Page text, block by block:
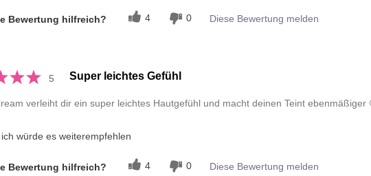
Bewertung hilfreich? 4 0 Diese Bewertung melden
5 Super leichtes Gefühl
verleiht dir ein super leichtes Hautgefühl und macht deinen Teint ebenmäßiger
würde es weiterempfehlen
Bewertung hilfreich? 4 0 Diese Bewertung melden